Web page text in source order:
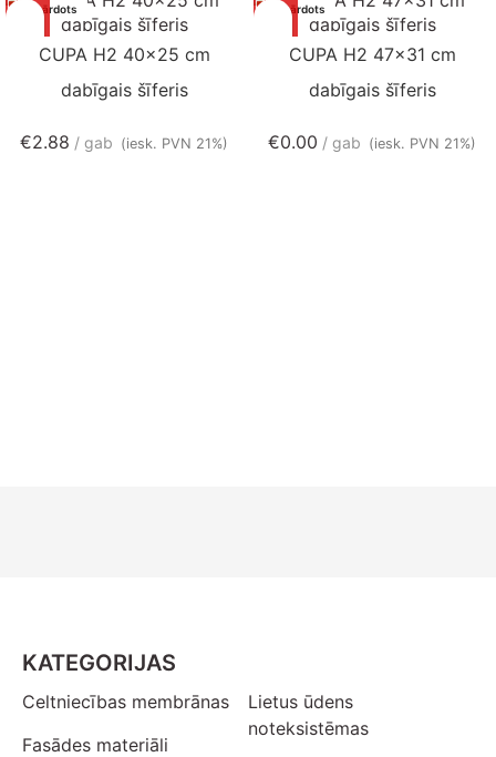
Izpārdots
CUPA H2 40×25 cm
dabīgais šīferis
€2.88 gab (iesk. PVN 21%)
Izpārdots
CUPA H2 47×31 cm
dabīgais šīferis
€0.00 gab (iesk. PVN 21%)
KATEGORIJAS
Celtniecības membrānas
Fasādes materiāli
Lietus ūdens
noteksistēmas